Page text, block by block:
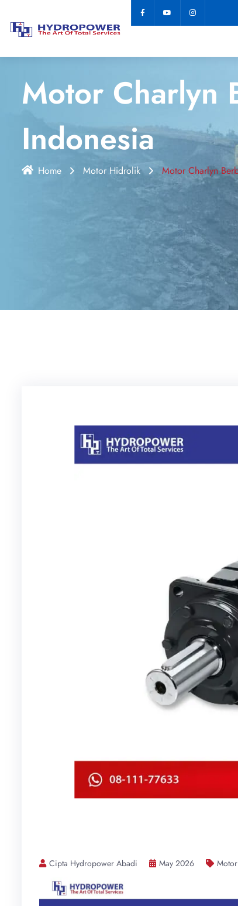
Motor Charlyn
Indonesia
Home Motor Hidrolik Motor Charlyn
Cipta Hydropower Abadi May 2026